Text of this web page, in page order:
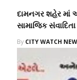
દામનગર શહેર માં
સામાજિક
By CITY WATCH